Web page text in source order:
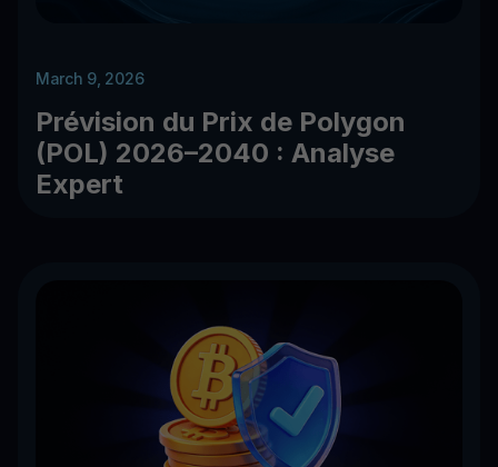
March 9, 2026
Prévision du Prix de Polygon
(POL) 2026–2040 : Analyse
Expert